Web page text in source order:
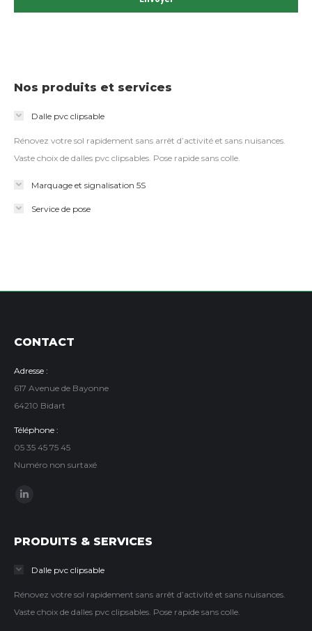
Nos produits et services
Dalle pvc clipsable
Rénovez votre sol rapidement sans arrêt d’activité et sans nuisances.
Vaste choix de dalles pvc clipsables. Pose rapide sans colle.
Marquage et signalisation 5S
Service de pose
CONTACT
Adresse :
617 Avenue de Bayonne
64210 Bidart
Téléphone :
05 35 45 75 45
Numéro non surtaxé
Trouvez nous sur :
opens
new
window
PRODUITS & SERVICES
Dalle pvc clipsable
Rénovez votre sol rapidement sans arrêt d’activité et sans nuisances.
Vaste choix de dalles pvc clipsables. Pose rapide sans colle.